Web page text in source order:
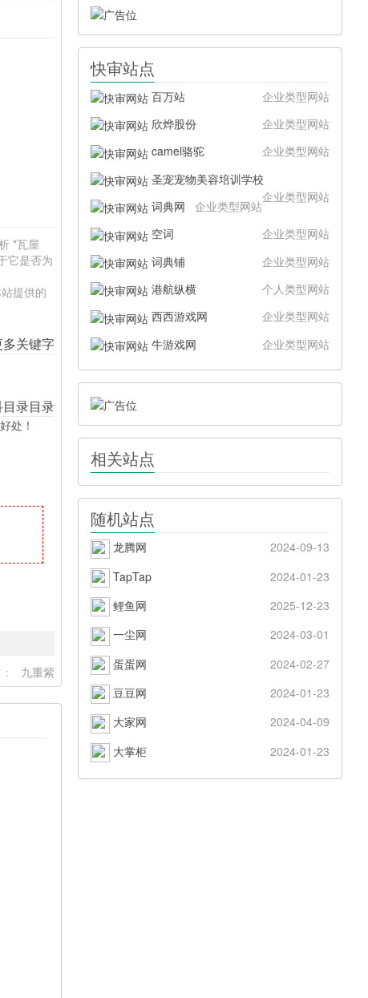
"瓦屋
它是否为
提供的
处！
九重紫
快审站点
百万站
企业类型网站
欣烨股份
企业类型网站
camel骆驼
企业类型网站
圣宠宠物美容培训学校
企业类型网站
词典网
企业类型网站
空词
企业类型网站
词典铺
企业类型网站
港航纵横
个人类型网站
西西游戏网
企业类型网站
牛游戏网
企业类型网站
相关站点
随机站点
龙腾网
2024-09-13
TapTap
2024-01-23
鲤鱼网
2025-12-23
一尘网
2024-03-01
蛋蛋网
2024-02-27
豆豆网
2024-01-23
大家网
2024-04-09
大掌柜
2024-01-23